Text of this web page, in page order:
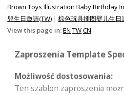
Brown Toys Illustration Baby Birthday
兒生日邀請(TW) | 棕色玩具插图婴儿生日
View this page in:EN TWCN
Zaproszenia Template
Możliwość dostosowania:
Ten szablon zaproszenia